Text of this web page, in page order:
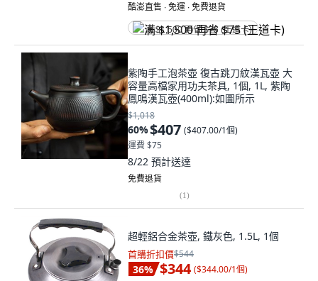
酷澎直售 ∙ 免運 ∙ 免費退貨
满 $1,500 再省 $75 (王道卡)
紫陶手工泡茶壺 復古跳刀紋漢瓦壺 大
容量高檔家用功夫茶具, 1個, 1L, 紫陶
鳳鳴漢瓦壺(400ml):如圖所示
$1,018
60%$407 ($407.00/1個)
運費 $75
8/22 預計送達
免費退貨
(1)
超輕鋁合金茶壺, 鐵灰色, 1.5L, 1個
首購折扣價$544
36% $344 ($344.00/1個)